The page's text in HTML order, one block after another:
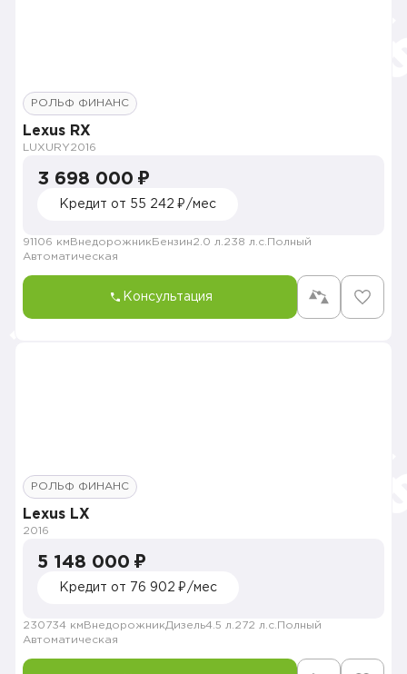
РОЛЬФ ФИНАНС
Lexus RX
LUXURY2016
3 698 000 ₽
Кредит от 55 242 ₽/мес
91106 км Внедорожник Бензин2.0 л. 238 л.с. Полный
Автоматическая
Консультация
РОЛЬФ ФИНАНС
Lexus LX
2016
5 148 000 ₽
Кредит от 76 902 ₽/мес
230734 км ВнедорожникДизель4.5 л. 272 л.с. Полный
Автоматическая